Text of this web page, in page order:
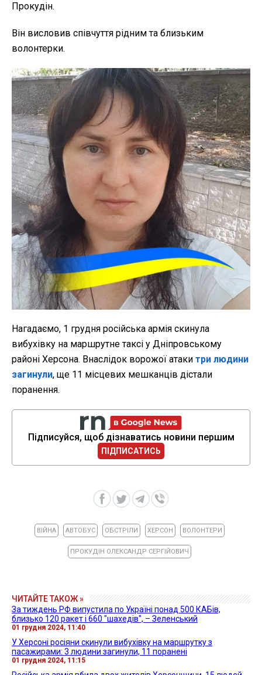
Прокудін.
Він висловив співчуття рідним та близьким
волонтерки.
Нагадаємо, 1 грудня російська армія скинула
вибухівку на маршрутне таксі у Дніпровському
районі Херсона. Внаслідок ворожої атаки три людини
загинули, ще 11 місцевих мешканців дістали
поранення.
Підписуйся, щоб дізнаватись новини першим
ПІДПИСАТИСЬ
ВІЙНА АВТОБУС ОБСТРІЛИ ХЕРСОН ВОЛОНТЕРИ
ПРОКУДІН ОЛЕКСАНДР СЕРГІЙОВИЧ
ЧИТАЙТЕ ТАКОЖ »
За тиждень РФ випустила по Україні понад 500 КАБів,
близько 120 ракет і 660 "шахедів", – Зеленський
01 грудня 2024, 11:40
У Херсоні росіяни скинули вибухівку на маршрутку з
пасажирами: 3 людини загинули, 11 поранені
01 грудня 2024, 11:15